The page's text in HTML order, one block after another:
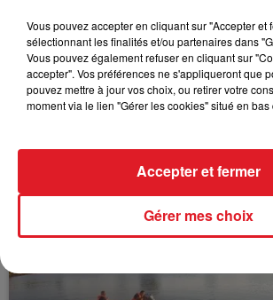
VOLONTAIRE EN COURS,
Selon les premiers éléments, le
Vous pouvez accepter en cliquant sur "Accepter et
sélectionnant les finalités et/ou partenaires dans
Vous pouvez également refuser en cliquant sur
accepter". Vos préférences ne s'appliqueront que
pouvez mettre à jour vos choix, ou retirer votre
moment via le lien "Gérer les cookies" situé en
Gérer mes choix
Accepter et fermer